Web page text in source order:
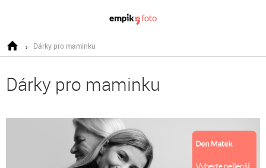
Dárky pro maminku
Dárky pro maminku